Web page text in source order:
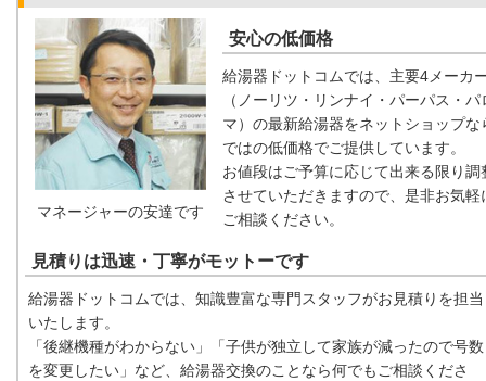
マネージャーの安達です
安心の低価格
給湯器ドットコムでは、主要4メーカ
（ノーリツ・リンナイ・パーパス・パ
マ）の最新給湯器をネットショップな
ではの低価格でご提供しています。
お値段はご予算に応じて出来る限り調
させていただきますので、是非お気軽
ご相談ください。
見積りは迅速・丁寧がモットーです
給湯器ドットコムでは、知識豊富な専門スタッフがお見積りを担当
いたします。
「後継機種がわからない」「子供が独立して家族が減ったので号数
を変更したい」など、給湯器交換のことなら何でもご相談くださ